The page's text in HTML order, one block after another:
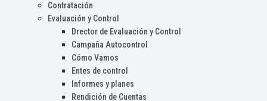
Contratación
Evaluación y Control
Drector de Evaluación y Control
Campaña Autocontrol
Cómo Vamos
Entes de control
Informes y planes
Rendición de Cuentas